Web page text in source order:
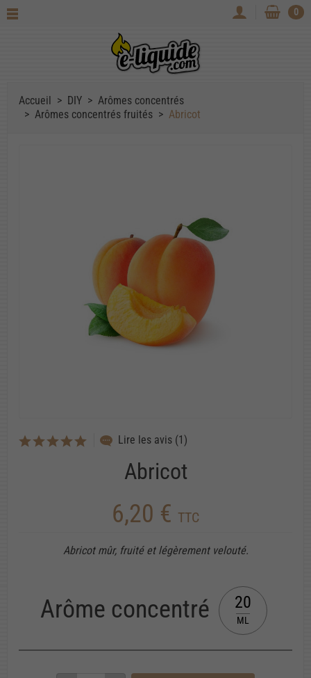
0
Accueil DIY
Arômes concentrés
Arômes concentrés fruités
Abricot
Lire les avis (1)
Abricot
6,20 € TTC
Abricot mûr, fruité et légèrement velouté.
Arôme concentré 20
ML